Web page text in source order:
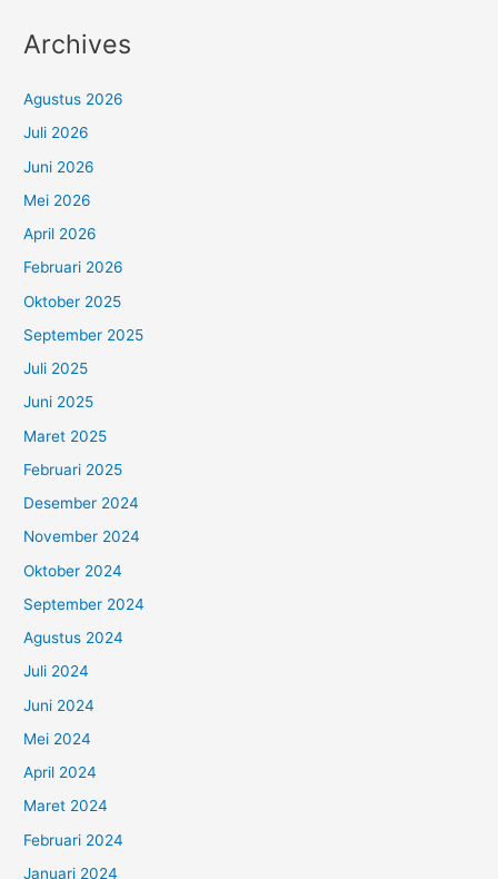
Archives
Agustus 2026
Juli 2026
Juni 2026
Mei 2026
April 2026
Februari 2026
Oktober 2025
September 2025
Juli 2025
Juni 2025
Maret 2025
Februari 2025
Desember 2024
November 2024
Oktober 2024
September 2024
Agustus 2024
Juli 2024
Juni 2024
Mei 2024
April 2024
Maret 2024
Februari 2024
Januari 2024